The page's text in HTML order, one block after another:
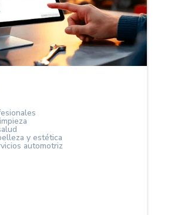
y estética
automotriz
Treinta funciona como un
gestión integral que te permite
clientes, proveedores, controlar
Es ideal para servicios por
fijos o proyectos.
total de tu flujo de caja y rentabilidad.